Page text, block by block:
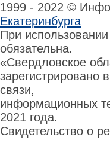
1999 - 2022 ©
Екатеринбурга
При
обязательна.
«Свердловское
зарегистрировано
связи,
информационных
2021 года.
Свидетельство о